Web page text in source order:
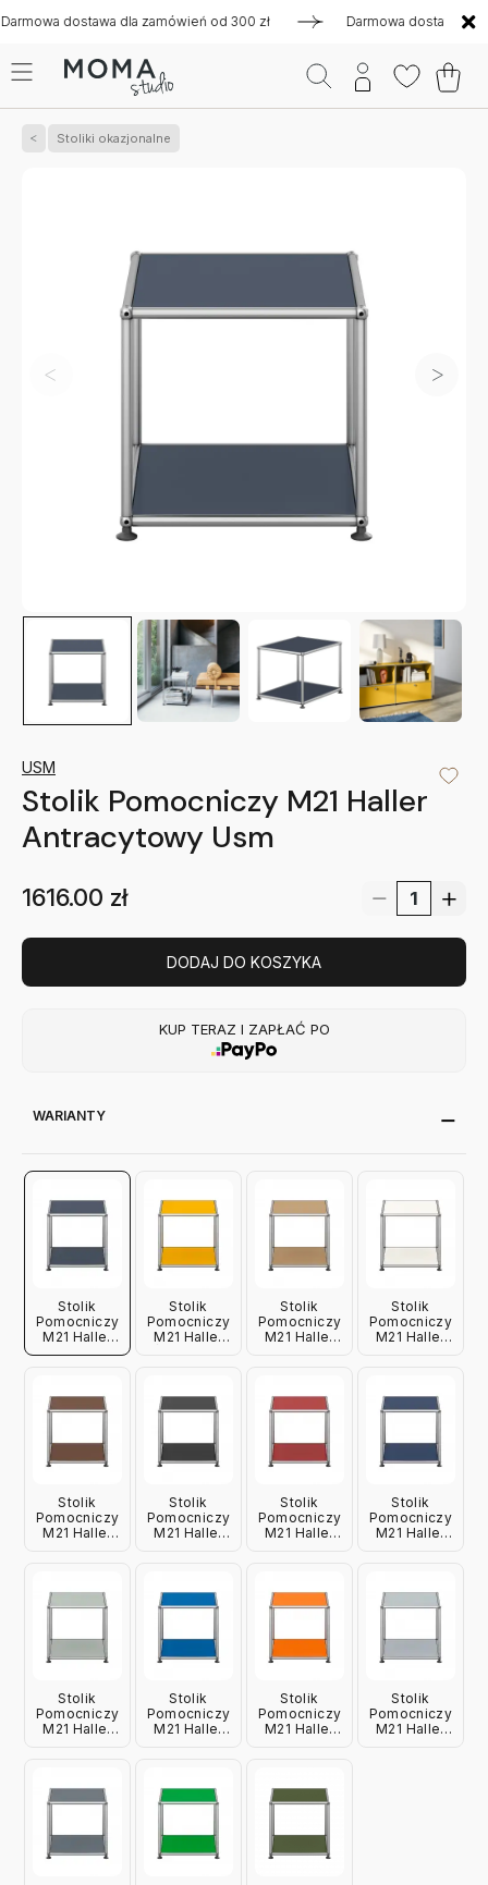
dostawa dla zamówień od 300 zł Darmowa dostawa dla
Stoliki okazjonalne
USM
Stolik Pomocniczy M21 Haller
Antracytowy Usm
1616.00 zł
DODAJ DO KOSZYKA
KUP TERAZ I ZAPŁAĆ PO
WARIANTY
Stolik
Pomocniczy
M21 Haller
Antracytowy
Stolik
Pomocniczy
M21 Haller
Stolik
Pomocniczy
M21 Haller
Stolik
Pomocniczy
M21 Haller
Stolik
Pomocniczy
M21 Haller
Stolik
Pomocniczy
M21 Haller
Stolik
Pomocniczy
M21 Haller
Stolik
Pomocniczy
M21 Haller
Stolik
Pomocniczy
M21 Haller
Stolik
Pomocniczy
M21 Haller
Stolik
Pomocniczy
M21 Haller
Stolik
Pomocniczy
M21 Haller